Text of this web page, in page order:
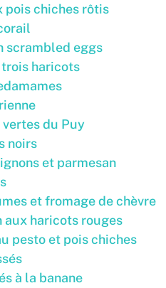
pois chiches rôtis
scrambled eggs
haricots
du Puy
noirs
et parmesan
et fromage de chèvre
aux haricots rouges
pesto et pois chiches
à la banane